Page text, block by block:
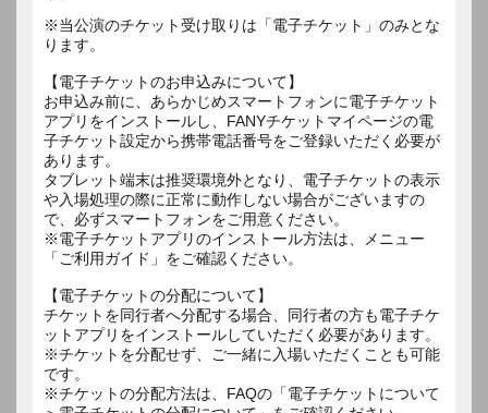
※当公演のチケット受け取りは「電子チケット」のみとな
ります。
【電子チケットのお申込みについて】
お申込み前に、あらかじめスマートフォンに電子チケット
アプリをインストールし、FANYチケットマイページの電
子チケット設定から携帯電話番号をご登録いただく必要が
あります。
タブレット端末は推奨環境外となり、電子チケットの表示
や入場処理の際に正常に動作しない場合がございますの
で、必ずスマートフォンをご用意ください。
※電子チケットアプリのインストール方法は、メニュー
「ご利用ガイド」をご確認ください。
【電子チケットの分配について】
チケットを同行者へ分配する場合、同行者の方も電子チケ
ットアプリをインストールしていただく必要があります。
※チケットを分配せず、ご一緒に入場いただくことも可能
です。
※チケットの分配方法は、FAQの「電子チケットについて